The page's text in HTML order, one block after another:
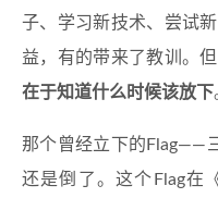
子、学习新技术、尝试
益，有的带来了教训。但
在于知道什么时候该放下
那个曾经立下的Flag——
还是倒了。这个Flag在